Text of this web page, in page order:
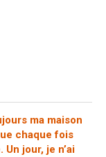
ma maison
chaque fois
Un jour, je n’ai